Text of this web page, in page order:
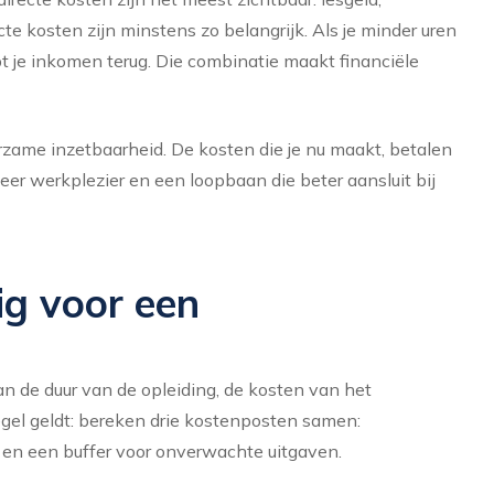
kosten zijn minstens zo belangrijk. Als je minder uren
inkomen terug. Die combinatie maakt financiële
inzetbaarheid. De kosten die je nu maakt, betalen
werkplezier en een loopbaan die beter aansluit bij
voor een
de duur van de opleiding, de kosten van het
geldt: bereken drie kostenposten samen:
een buffer voor onverwachte uitgaven.